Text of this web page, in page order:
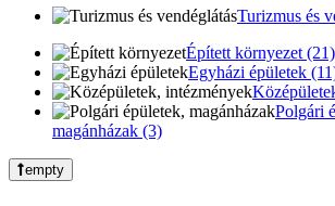
Turizmus és
Épített környezet (21)
Egyházi épületek
Polgári
magánházak (3)
empty